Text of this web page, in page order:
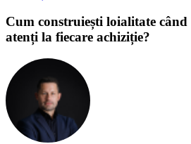
Cum construiești loialitate
atenți la fiecare achiziție?